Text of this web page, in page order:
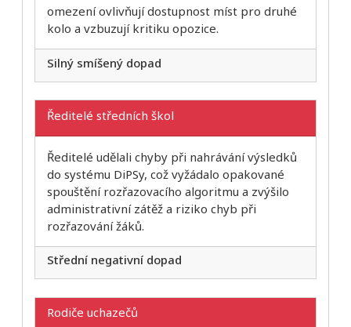
omezení ovlivňují dostupnost míst pro druhé
kolo a vzbuzují kritiku opozice.
Silný smíšený dopad
Ředitelé středních škol
Ředitelé udělali chyby při nahrávání výsledků
do systému DiPSy, což vyžádalo opakované
spouštění rozřazovacího algoritmu a zvýšilo
administrativní zátěž a riziko chyb při
rozřazování žáků.
Střední negativní dopad
Rodiče uchazečů